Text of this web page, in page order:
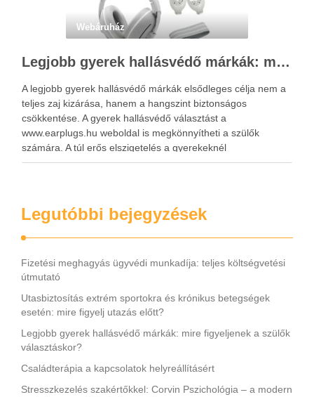
Webáruház
Legjobb gyerek hallásvédő márkák: mire figyeljenek a szülők választáskor?
A legjobb gyerek hallásvédő márkák elsődleges célja nem a
teljes zaj kizárása, hanem a hangszint biztonságos
csökkentése. A gyerek hallásvédő választást a
www.earplugs.hu weboldal is megkönnyítheti a szülők
számára. A túl erős elszigetelés a gyerekeknél
kényelmetlenséget, félelmet vagy dezorientáltságot is
Legutóbbi bejegyzések
Fizetési meghagyás ügyvédi munkadíja: teljes költségvetési
útmutató
Utasbiztosítás extrém sportokra és krónikus betegségek
esetén: mire figyelj utazás előtt?
Legjobb gyerek hallásvédő márkák: mire figyeljenek a szülők
választáskor?
Családterápia a kapcsolatok helyreállításért
Stresszkezelés szakértőkkel: Corvin Pszichológia – a modern